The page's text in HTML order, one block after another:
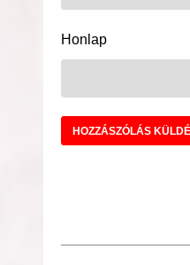
Honlap